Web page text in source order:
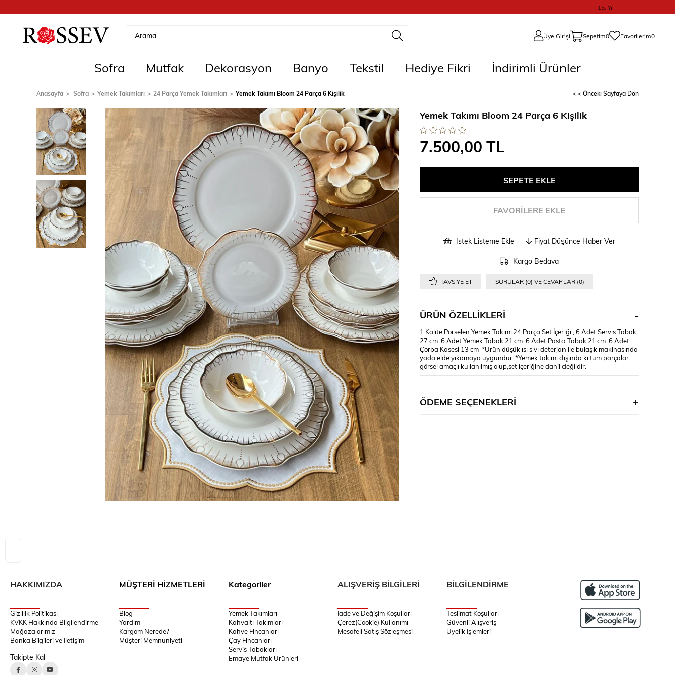
15. Yıl
Üye Girişi Sepetim0 Favorilerim0
Sofra Mutfak Dekorasyon Banyo Tekstil Hediye Fikri İndirimli Ürünler
Anasayfa Sofra Yemek Takımları 24 Parça Yemek Takımları Yemek Takımı Bloom 24 Parça 6 Kişilik < < Önceki Sayfaya Dön
Yemek Takımı Bloom 24 Parça 6 Kişilik
7.500,00 TL
FAVORILERE EKLE
İstek Listeme Ekle Fiyat Düşünce Haber Ver
Kargo Bedava
TAVSIYE ET SORULAR (0) VE CEVAPLAR (0)
ÜRÜN ÖZELLIKLERI
1.Kalite Porselen Yemek Takımı 24 Parça Set İçeriği ; 6 Adet Servis Tabak
27 cm 6 Adet Yemek Tabak 21 cm 6 Adet Pasta Tabak 21 cm 6 Adet
Çorba Kasesi 13 cm *Ürün düşük ısı sıvı deterjan ile bulaşık makinasında
yada elde yıkamaya uygundur. *Yemek takımı dışında ki tüm parçalar
görsel amaçlı kullanılmış olup,set içeriğine dahil değildir.
ÖDEME SEÇENEKLERI
HAKKIMIZDA
Gizlilik Politikası
KVKK Hakkında Bilgilendirme
Mağazalarımız
Banka Bilgileri ve İletişim
Takipte Kal
MÜŞTERİ HİZMETLERİ
Blog
Yardım
Kargom Nerede?
Müşteri Memnuniyeti
Kategoriler
Yemek Takımları
Kahvaltı Takımları
Kahve Fincanları
Çay Fincanları
Servis Tabakları
Emaye Mutfak Ürünleri
ALIŞVERİŞ BİLGİLERİ
İade ve Değişim Koşulları
Çerez(Cookie) Kullanımı
Mesafeli Satış Sözleşmesi
BİLGİLENDİRME
Teslimat Koşulları
Güvenli Alışveriş
Üyelik İşlemleri